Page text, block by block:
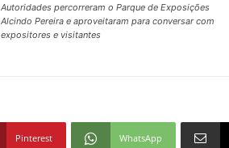
Autoridades percorreram o Parque de Exposições
Alcindo Pereira e aproveitaram para conversar com
expositores e visitantes
Pinterest WhatsApp